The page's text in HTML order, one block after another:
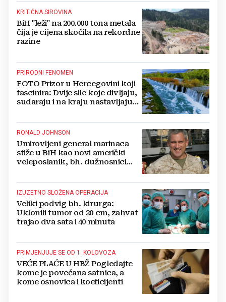
KRITIČNA SIROVINA
BiH "leži" na 200.000 tona metala
čija je cijena skočila na rekordne
razine
PRIRODNI FENOMEN
FOTO Prizor u Hercegovini koji
fascinira: Dvije sile koje divljaju,
sudaraju i na kraju nastavljaju
RONALD JOHNSON
Umirovljeni general marinaca
stiže u BiH kao novi američki
veleposlanik, bh. dužnosnici
IZUZETNO SLOŽENA OPERACIJA
Veliki podvig bh. kirurga:
Uklonili tumor od 20 cm, zahvat
trajao dva sata i 40 minuta
PRIMJENJUJE SE OD 1. KOLOVOZA
VEĆE PLAĆE U HBŽ Pogledajte
kome je povećana satnica, a
kome osnovica i koeficijenti